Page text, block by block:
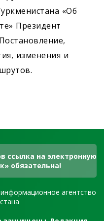
«Об
Президент
изменения и
ссылка на электронную
обязательна!
агентство